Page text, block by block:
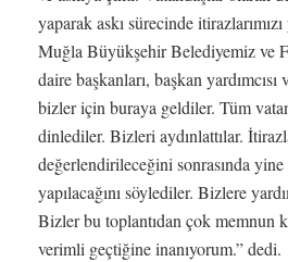
yaparak askı sürecinde
Muğla Büyükşehir Belediyemiz ve
daire başkanları, başkan
bizler için buraya geldiler. Tüm
dinlediler. Bizleri aydınlattılar.
değerlendirileceğini sonrasında
yapılacağını söylediler. Bizlere
Bizler bu toplantıdan çok memnun
verimli geçtiğine inanıyorum.” dedi.